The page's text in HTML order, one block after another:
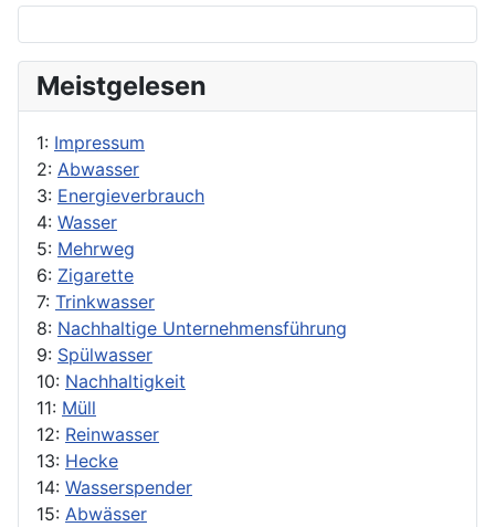
Meistgelesen
1: Impressum
2: Abwasser
3: Energieverbrauch
4: Wasser
5: Mehrweg
6: Zigarette
7: Trinkwasser
8: Nachhaltige Unternehmensführung
9: Spülwasser
10: Nachhaltigkeit
11: Müll
12: Reinwasser
13: Hecke
14: Wasserspender
15: Abwässer